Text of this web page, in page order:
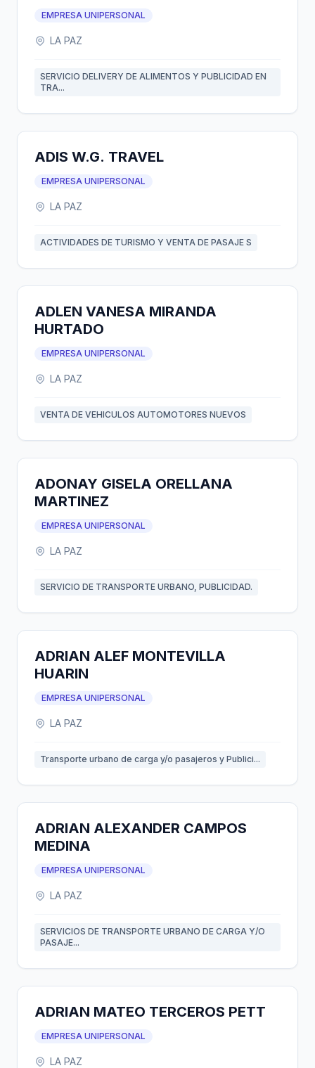
EMPRESA UNIPERSONAL
LA PAZ
SERVICIO DELIVERY DE ALIMENTOS Y PUBLICIDAD EN
TRA...
ADIS W.G. TRAVEL
EMPRESA UNIPERSONAL
LA PAZ
ACTIVIDADES DE TURISMO Y VENTA DE PASAJE S
ADLEN VANESA MIRANDA
HURTADO
EMPRESA UNIPERSONAL
LA PAZ
VENTA DE VEHICULOS AUTOMOTORES NUEVOS
ADONAY GISELA ORELLANA
MARTINEZ
EMPRESA UNIPERSONAL
LA PAZ
SERVICIO DE TRANSPORTE URBANO, PUBLICIDAD.
ADRIAN ALEF MONTEVILLA
HUARIN
EMPRESA UNIPERSONAL
LA PAZ
Transporte urbano de carga y/o pasajeros y Publici...
ADRIAN ALEXANDER CAMPOS
MEDINA
EMPRESA UNIPERSONAL
LA PAZ
SERVICIOS DE TRANSPORTE URBANO DE CARGA Y/O
PASAJE...
ADRIAN MATEO TERCEROS PETT
EMPRESA UNIPERSONAL
LA PAZ